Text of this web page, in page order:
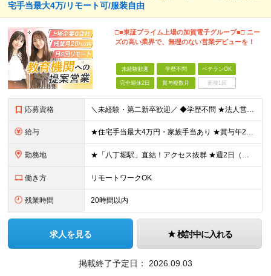
宅手当最大4万/リモート可/服装自由
□■東証プライム上場の加賀電子グループ■□ ニー
ズの高い業界で、無理のない営業デビューを！
未経験歓迎 学歴不問 ベテランOK
完全週休2日 賞与複数月 面接1回
応募資格 ＼未経験・第二新卒歓迎／ ◆学歴不問 ★法人営業未経験、IT業界未経験の方が多数活躍しています！ 「安定した環境で長く働きたい」 「過度なノルマから解放されたい」 「プライベートの時間も大切にしたい
給与 ★住宅手当最大4万円・家族手当あり ★賞与年2回（業績次第では決算賞与支給あり） 【想定年収400万円～】 ◆月給245,500円～347,200円（一律手当を含む）＋各種手当＋賞与年2回（業績次第
勤務地 ★「八丁堀駅」直結！アクセス抜群 ★週2日（月8日迄）リモート・在宅ワーク可※試用期間終了後 ★直行直帰OK・帰社義務なし 本社：東京都中央区八丁堀3-27-10 八丁堀プラザビル 9F ※担当す
働き方 リモートワークOK
残業時間 20時間以内
求人を見る 検討中に入れる
掲載終了予定日： 2026.09.03